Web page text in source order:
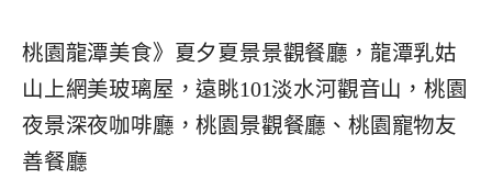
桃園龍潭美食》夏夕夏景景觀餐廳，龍潭乳姑
山上網美玻璃屋，遠眺101淡水河觀音山，桃園
夜景深夜咖啡廳，桃園景觀餐廳、桃園寵物友
善餐廳